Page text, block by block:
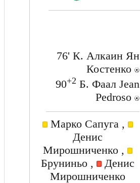
76' К. Алкаин Ян
Костенко
90+2 Б. Фаал Jean
Pedroso
Марко Сапуга ,
Денис
Мирошниченко ,
Бруниньо ,
Денис
Мирошниченко